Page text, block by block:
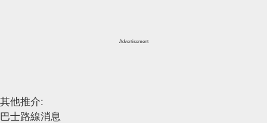
Advertisement
其他推介:
巴士路線消息